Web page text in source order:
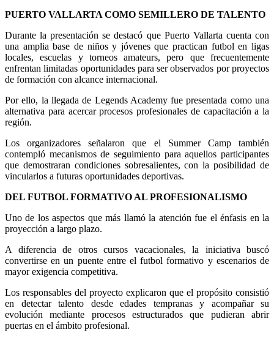
PUERTO VALLARTA COMO SEMILLERO DE TALENTO
Durante la presentación se destacó que Puerto Vallarta cuenta con
una amplia base de niños y jóvenes que practican futbol en ligas
locales, escuelas y torneos amateurs, pero que frecuentemente
enfrentan limitadas oportunidades para ser observados por proyectos
de formación con alcance internacional.
Por ello, la llegada de Legends Academy fue presentada como una
alternativa para acercar procesos profesionales de capacitación a la
región.
Los organizadores señalaron que el Summer Camp también
contempló mecanismos de seguimiento para aquellos participantes
que demostraran condiciones sobresalientes, con la posibilidad de
vincularlos a futuras oportunidades deportivas.
DEL FUTBOL FORMATIVO AL PROFESIONALISMO
Uno de los aspectos que más llamó la atención fue el énfasis en la
proyección a largo plazo.
A diferencia de otros cursos vacacionales, la iniciativa buscó
convertirse en un puente entre el futbol formativo y escenarios de
mayor exigencia competitiva.
Los responsables del proyecto explicaron que el propósito consistió
en detectar talento desde edades tempranas y acompañar su
evolución mediante procesos estructurados que pudieran abrir
puertas en el ámbito profesional.